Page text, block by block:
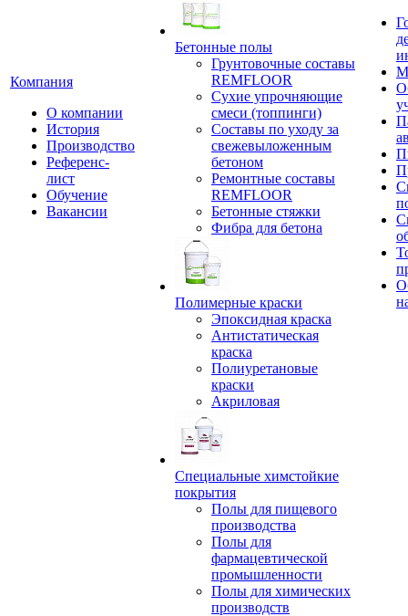
Компания
О компании
История
Производство
Референс-
лист
Обучение
Вакансии
Бетонные полы
Грунтовочные составы
REMFLOOR
Сухие упрочняющие
смеси (топпинги)
Составы по уходу за
свежевыложенным
бетоном
Ремонтные составы
REMFLOOR
Бетонные стяжки
Фибра для бетона
Полимерные краски
Эпоксидная краска
Антистатическая
краска
Полиуретановые
краски
Акриловая
Специальные химстойкие
покрытия
Полы для пищевого
производства
Полы для
фармацевтической
промышленности
Полы для химических
производств